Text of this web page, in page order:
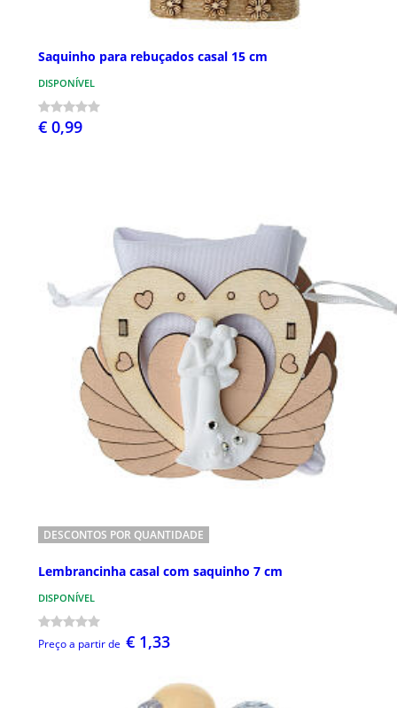
Saquinho para rebuçados casal 15 cm
DISPONÍVEL
€ 0,99
DESCONTOS POR QUANTIDADE
Lembrancinha casal com saquinho 7 cm
DISPONÍVEL
Preço a partir de € 1,33